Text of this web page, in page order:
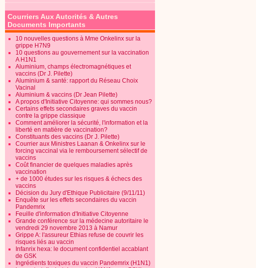
Courriers Aux Autorités & Autres
Documents Importants
10 nouvelles questions à Mme Onkelinx sur la
grippe H7N9
10 questions au gouvernement sur la vaccination
A H1N1
Aluminium, champs électromagnétiques et
vaccins (Dr J. Pilette)
Aluminium & santé: rapport du Réseau Choix
Vacinal
Aluminium & vaccins (Dr Jean Pilette)
A propos d'Initiative Citoyenne: qui sommes nous?
Certains effets secondaires graves du vaccin
contre la grippe classique
Comment améliorer la sécurité, l'information et la
liberté en matière de vaccination?
Constituants des vaccins (Dr J. Pilette)
Courrier aux Ministres Laanan & Onkelinx sur le
forcing vaccinal via le remboursement sélectif de
vaccins
Coût financier de quelques maladies après
vaccination
+ de 1000 études sur les risques & échecs des
vaccins
Décision du Jury d'Ethique Publicitaire (9/11/11)
Enquête sur les effets secondaires du vaccin
Pandemrix
Feuille d'information d'Initiative Citoyenne
Grande conférence sur la médecine autoritaire le
vendredi 29 novembre 2013 à Namur
Grippe A: l'assureur Ethias refuse de couvrir les
risques liés au vaccin
Infanrix hexa: le document confidentiel accablant
de GSK
Ingrédients toxiques du vaccin Pandemrix (H1N1)